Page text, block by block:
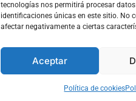
tecnologías nos permitirá procesar
identificaciones únicas en este sitio. No
afectar negativamente a ciertas
Aceptar
Política de cookies